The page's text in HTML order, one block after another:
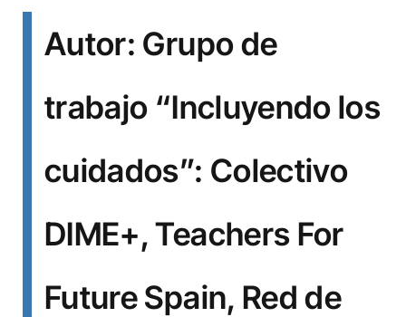
Autor: Grupo de
trabajo “Incluyendo los
cuidados”: Colectivo
DIME+, Teachers For
Future Spain, Red de